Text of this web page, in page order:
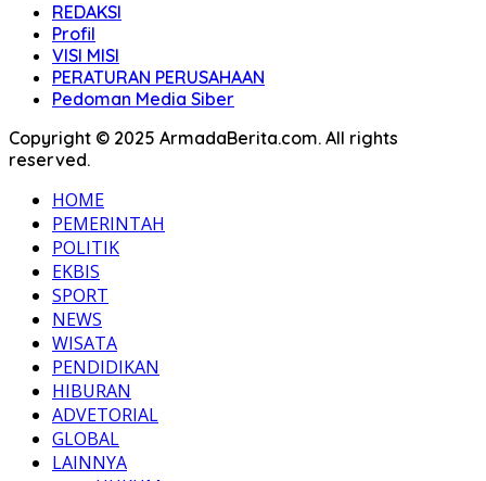
REDAKSI
Profil
VISI MISI
PERATURAN PERUSAHAAN
Pedoman Media Siber
Copyright © 2025 ArmadaBerita.com. All rights
reserved.
HOME
PEMERINTAH
POLITIK
EKBIS
SPORT
NEWS
WISATA
PENDIDIKAN
HIBURAN
ADVETORIAL
GLOBAL
LAINNYA